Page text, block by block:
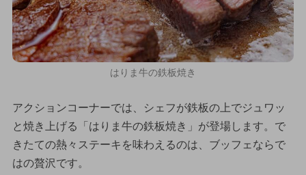
はりま牛の鉄板焼き
アクションコーナーでは、シェフが鉄板の上でジュワッ
と焼き上げる「はりま牛の鉄板焼き」が登場します。で
きたての熱々ステーキを味わえるのは、ブッフェならで
はの贅沢です。